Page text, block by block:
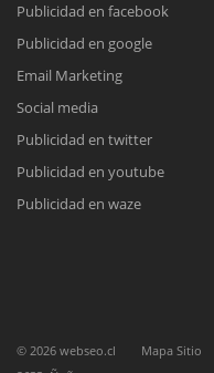
Nuestros ejecutivos le
Complete el formulario
Todos nuestros ejecutivos
para enviarnos un correo
Publicidad en facebook
Publicidad en google
Email Marketing
Social media
Publicidad en twitter
Publicidad en youtube
Publicidad en waze
© 2026 webseo.cl Mapa Sitio